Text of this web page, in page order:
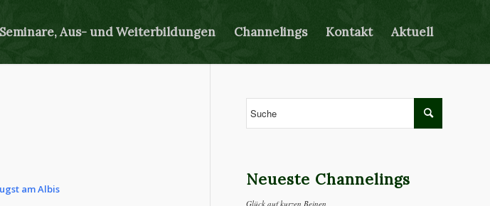
Seminare, Aus- und Weiterbildungen Channelings Kontakt Aktuell
am Albis Neueste Channelings
Glück auf kurzen Beinen